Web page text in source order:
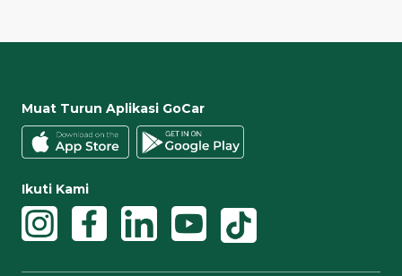
Muat Turun Aplikasi GoCar
Ikuti Kami